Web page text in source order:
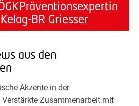
BR Griesser
aus den
Akzente in der
Zusammenarbeit mit